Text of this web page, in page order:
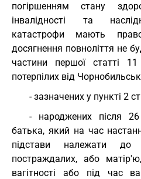
погіршенням стану
інвалідності та
катастрофи мають
досягнення повноліття не
частини першої статті
потерпілих від
- зазначених у пункті 2
- народжених після
батька, який на час
підстави належати
постраждалих, або
вагітності або під час